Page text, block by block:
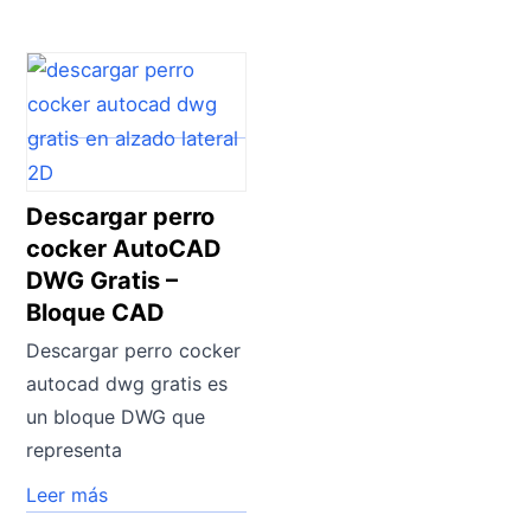
Descargar perro
cocker AutoCAD
DWG Gratis –
Bloque CAD
Descargar perro cocker
autocad dwg gratis es
un bloque DWG que
representa
Leer más